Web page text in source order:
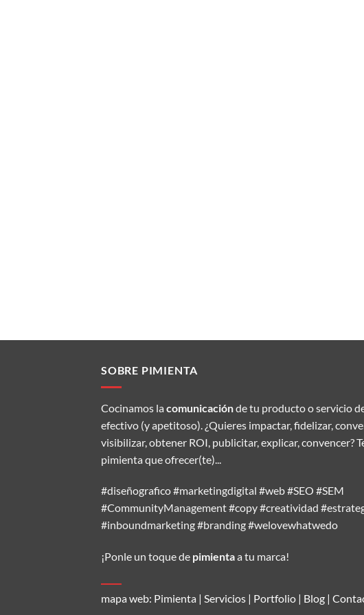
SOBRE PIMIENTA
Cocinamos la comunicaciónde tu producto o servicio
efectivo (y apetitoso). ¿Quieres impactar, fidelizar,
visibilizar, obtener ROI, publicitar, explicar, convencer?
pimienta que ofrecer(te)...
#diseñografico #marketingdigital #web #SEO #SEM
#CommunityManagement #copy #creatividad
#inboundmarketing #branding #welovewhatwedo
¡Ponle un toque de pimientaa tu marca!
mapa web: Pimienta | Servicios | Portfolio | Blog |